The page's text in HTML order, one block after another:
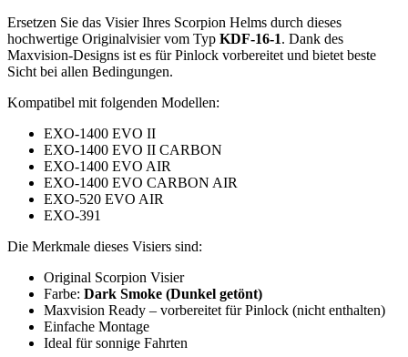
Ersetzen Sie das Visier Ihres Scorpion Helms durch dieses
hochwertige Originalvisier vom Typ KDF-16-1. Dank des
Maxvision-Designs ist es für Pinlock vorbereitet und bietet beste
Sicht bei allen Bedingungen.
Kompatibel mit folgenden Modellen:
EXO-1400 EVO II
EXO-1400 EVO II CARBON
EXO-1400 EVO AIR
EXO-1400 EVO CARBON AIR
EXO-520 EVO AIR
EXO-391
Die Merkmale dieses Visiers sind:
Original Scorpion Visier
Farbe: Dark Smoke (Dunkel getönt)
Maxvision Ready – vorbereitet für Pinlock (nicht enthalten)
Einfache Montage
Ideal für sonnige Fahrten